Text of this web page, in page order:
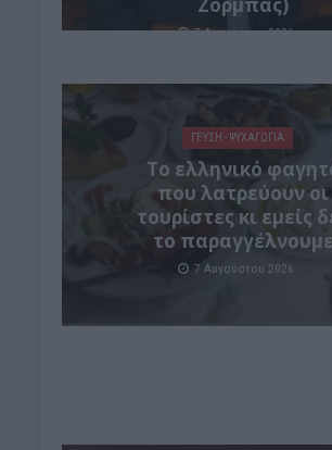
7 Αυγούστου 2026
ΓΕΎΣΗ - ΨΥΧΑΓΩΓΊΑ
Το ελληνικό
που λατρεύουν οι
τουρίστες κι εμείς
το παραγγέλνουμε
7 Αυγούστου 2026